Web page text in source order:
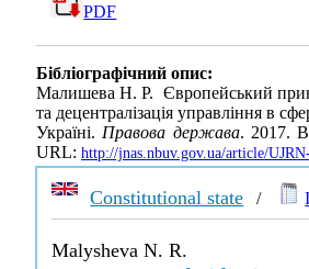
PDF
Бібліографічний опис:
Малишева Н. Р. Європейський
та децентралізація управління в
Україні.Правова держава. 2017.
URL: http://jnas.nbuv.gov.ua/article/
Constitutional state /
Malysheva N. R.